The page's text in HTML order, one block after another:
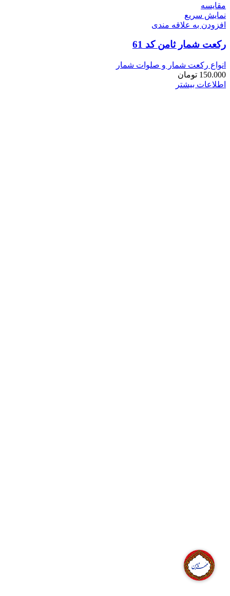
مقايسه
نمایش سریع
افزودن به علاقه مندی
رکعت شمار ثامن کد 61
انواع رکعت شمار و صلوات شمار
150.000 تومان
اطلاعات بیشتر